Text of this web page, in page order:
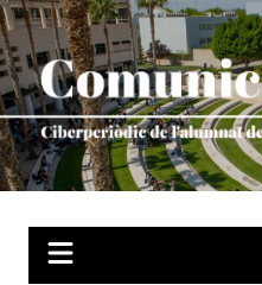
Saltar
al
contenido